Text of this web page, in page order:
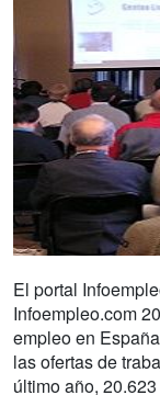
El portal
Infoempleo.com
empleo en
las ofertas de
último año,